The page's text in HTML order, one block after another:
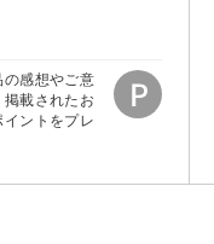
の感想やご意
載されたお
ントをプレ